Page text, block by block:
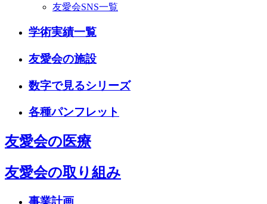
友愛会SNS一覧
学術実績一覧
友愛会の施設
数字で見るシリーズ
各種パンフレット
友愛会の医療
友愛会の取り組み
事業計画